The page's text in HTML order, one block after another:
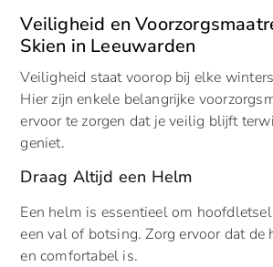
Veiligheid en
Skien in Leeuwarden
Veiligheid staat voorop bij elke
Hier zijn enkele belangrijke
ervoor te zorgen dat je veilig blijft
geniet.
Draag Altijd een Helm
Een helm is essentieel om
een val of botsing. Zorg ervoor dat de
en comfortabel is.